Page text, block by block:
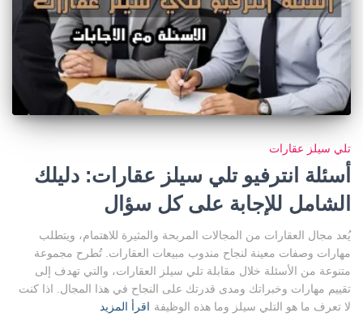
تلي سيلز عقارات
أسئلة انترفيو تلي سيلز عقارات: دليلك
الشامل للإجابة على كل سؤال
يُعد مجال العقارات من المجالات المربحة والمثيرة للاهتمام، ويتطلب
مهارات وصفات معينة لنجاح مندوب مبيعات العقارات. تُطرح مجموعة
متنوعة من الأسئلة خلال مقابلة تلي سيلز العقارات، والتي تهدف إلى
تقييم مهارات وخبراتك ومدى قدرتك على النجاح في هذا المجال. اذا كنت
لا تعرف ما هو التلي سيلز وما هذه الوظيفة اقرأ المزيد